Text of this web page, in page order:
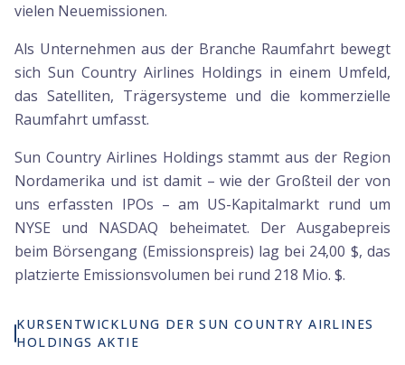
vielen Neuemissionen.
Als Unternehmen aus der Branche Raumfahrt bewegt
sich Sun Country Airlines Holdings in einem Umfeld,
das Satelliten, Trägersysteme und die kommerzielle
Raumfahrt umfasst.
Sun Country Airlines Holdings stammt aus der Region
Nordamerika und ist damit – wie der Großteil der von
uns erfassten IPOs – am US-Kapitalmarkt rund um
NYSE und NASDAQ beheimatet. Der Ausgabepreis
beim Börsengang (Emissionspreis) lag bei 24,00 $, das
platzierte Emissionsvolumen bei rund 218 Mio. $.
KURSENTWICKLUNG DER SUN COUNTRY AIRLINES
HOLDINGS AKTIE